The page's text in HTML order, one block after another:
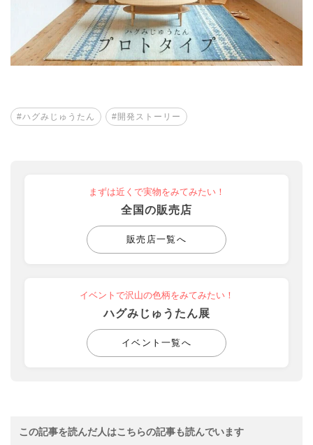
#ハグみじゅうたん #開発ストーリー
まずは近くで実物をみてみたい！
全国の販売店
販売店一覧へ
イベントで沢山の色柄をみてみたい！
ハグみじゅうたん展
イベント一覧へ
この記事を読んだ人はこちらの記事も読んでいます